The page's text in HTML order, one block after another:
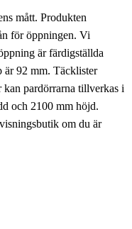
mått. Produkten
för öppningen. Vi
är färdigställda
är 92 mm. Täcklister
pardörrarna tillverkas i
och 2100 mm höjd.
om du är